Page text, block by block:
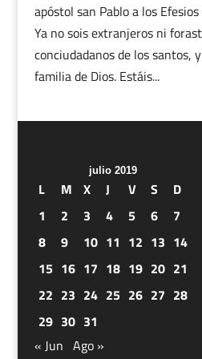
apóstol san Pablo a los
Ya no sois extranjeros ni
conciudadanos de los santos,
familia de Dios. Estáis...
julio 2019
L M X J V S
D
1
2 3 4 5 6
7
8
9 10 11 12 13 14
15 16 17 18 19 20 21
22 23 24 25 26 27 28
29 30 31
« Jun Ago »